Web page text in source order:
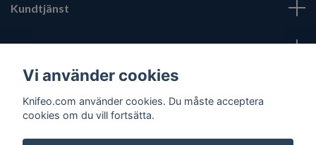
Kundtjänst
Fotmeny
Vi använder cookies
Knifeo.com använder cookies. Du måste acceptera
cookies om du vill fortsätta.